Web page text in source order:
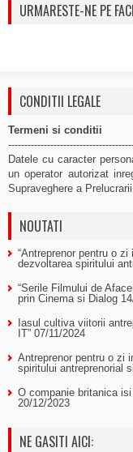
URMARESTE-NE PE
CONDITII LEGALE
Termeni si conditii
Datele cu caracter
un operator autorizat
Supraveghere a
NOUTATI
“Antreprenor pentru o
dezvoltarea spiritului
“Serile Filmului de
prin Cinema si Dialog
Iasul cultiva viitorii
IT” 07/11/2024
Antreprenor pentru o zi
spiritului antreprenorial
O companie britanica
20/12/2023
NE GASITI AICI: